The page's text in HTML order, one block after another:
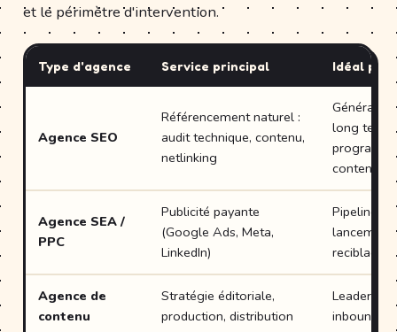
et le périmètre d'intervention.
Type d'agence Service principal Idéal pour
Agence SEO
Référencement naturel :
audit technique, contenu,
netlinking
long
contenu
Agence SEA /
PPC
Publicité payante
(Google Ads, Meta,
LinkedIn)
Pipeline
reciblage
Agence de
contenu
Stratégie éditoriale,
production, distribution
inbound,